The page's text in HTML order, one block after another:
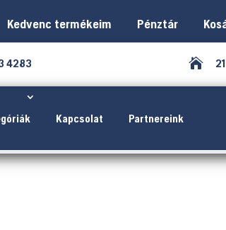
Kedvenc termékeim Pénztár
4283 
Kapcsolat Partnereink